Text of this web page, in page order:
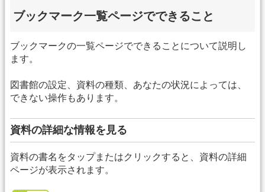
ブックマーク一覧ページでできること
ブックマークの一覧ページでできることについて説明し
ます。
図書館の設定、資料の種類、あなたの状況によっては、
できない操作もあります。
資料の詳細な情報を見る
資料の書名をタップまたはクリックすると、資料の詳細
ページが表示されます。